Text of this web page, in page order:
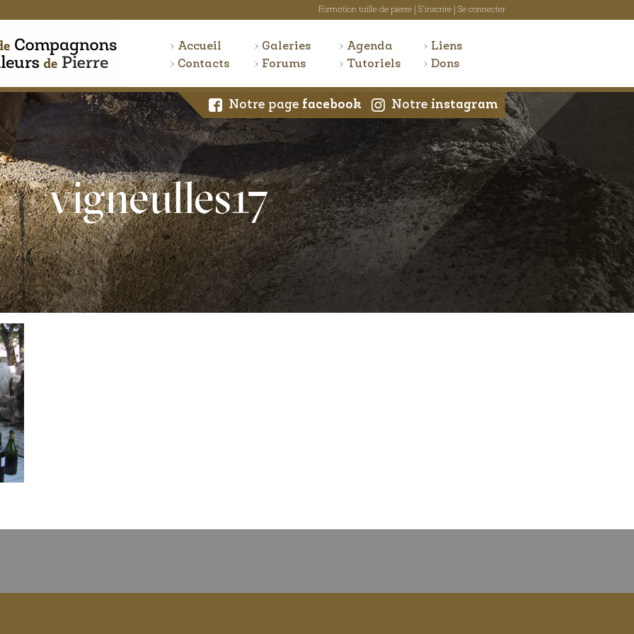
Formation taille de pierre S'inscrire Se connecter
Accueil Galeries Agenda
Liens
Contacts
Forums Tutoriels Dons
Notre page facebook Notre instagram
vigneulles17